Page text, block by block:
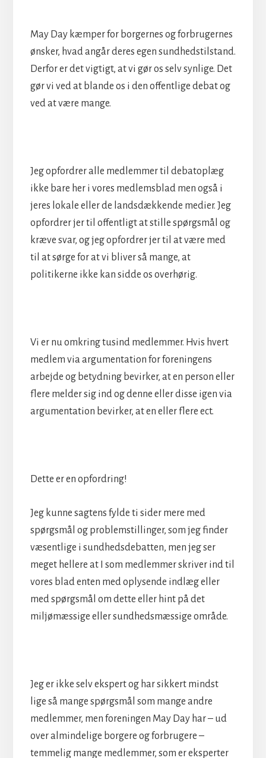
May Day kæmper for borgernes og forbrugernes
ønsker, hvad angår deres egen sundhedstilstand.
Derfor er det vigtigt, at vi gør os selv synlige. Det
gør vi ved at blande os i den offentlige debat og
ved at være mange.
Jeg opfordrer alle medlemmer til debatoplæg
ikke bare her i vores medlemsblad men også i
jeres lokale eller de landsdækkende medier. Jeg
opfordrer jer til offentligt at stille spørgsmål og
kræve svar, og jeg opfordrer jer til at være med
til at sørge for at vi bliver så mange, at
politikerne ikke kan sidde os overhørig.
Vi er nu omkring tusind medlemmer. Hvis hvert
medlem via argumentation for foreningens
arbejde og betydning bevirker, at en person eller
flere melder sig ind og denne eller disse igen via
argumentation bevirker, at en eller flere ect.
Dette er en opfordring!
Jeg kunne sagtens fylde ti sider mere med
spørgsmål og problemstillinger, som jeg finder
væsentlige i sundhedsdebatten, men jeg ser
meget hellere at I som medlemmer skriver ind til
vores blad enten med oplysende indlæg eller
med spørgsmål om dette eller hint på det
miljømæssige eller sundhedsmæssige område.
Jeg er ikke selv ekspert og har sikkert mindst
lige så mange spørgsmål som mange andre
medlemmer, men foreningen May Day har – ud
over almindelige borgere og forbrugere –
temmelig mange medlemmer, som er eksperter